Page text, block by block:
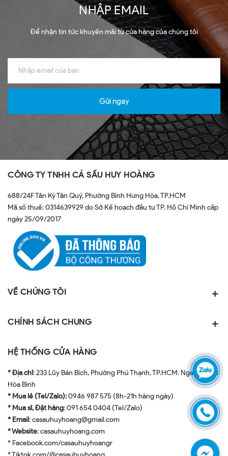
NHẬP EMAIL
Để nhận tin tức khuyến mãi từ cửa hàng của chúng tôi
Gửi ngay
CÔNG TY TNHH CÁ SẤU HUY HOÀNG
688/24F Tân Kỳ Tân Quý, Phường Bình Hưng Hòa, TP.HCM
Mã số thuế: 0314639929 do Sở Kế hoạch đầu tư TP. Hồ Chí Minh cấp
ngày 25/09/2017
VỀ CHÚNG TÔI
CHÍNH SÁCH CHUNG
HỆ THỐNG CỬA HÀNG
* Địa chỉ: 233 Lũy Bán Bích, Phường Phú Thạnh, TP.HCM. Ngay ngã tư
Hòa Bình
* Mua lẻ (Tel/Zalo):0946 987 575 (8h-21h hàng ngày)
* Mua sỉ, Đặt hàng: 091 654 0404 (Tel/Zalo)
* Email: casauhuyhoang@gmail.com
* Website: casauhuyhoang.com
* Facebook.com/casauhuyhoangr